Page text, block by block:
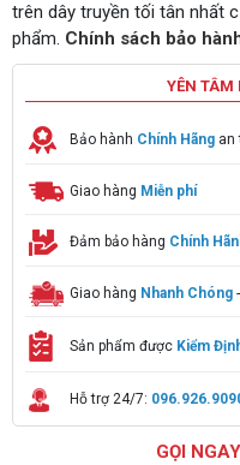
trên dây truyền tối tân nhất
phẩm. Chính sách bảo
YÊN TÂM
Bảo hành Chính Hãng an
Giao hàng Miễn phí
Đảm bảo hàng Chính
Giao hàng Nhanh Chóng
Sản phẩm được Kiểm
Hỗ trợ 24/7:
GỌI